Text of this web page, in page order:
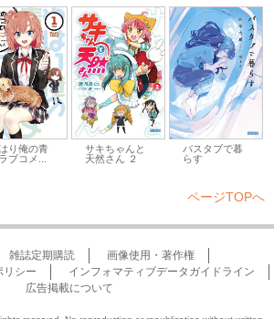
り俺の青
ブコメ...
サキちゃんと
天然さん ２
バスタブで暮
らす
ページTOPへ
雑誌定期購読
画像使用・著作権
リシー
インフォマティブデータガイドライン
広告掲載について